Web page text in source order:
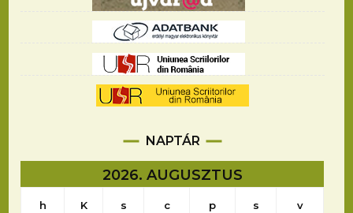
NAPTÁR
2026. AUGUSZTUS
h K s c p s v